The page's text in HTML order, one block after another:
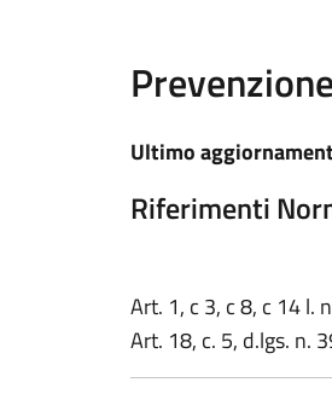
Ultimo
Riferimenti
Art. 1, c 3, c 8, c 14 l.
Art. 18, c. 5, d.lgs. n.